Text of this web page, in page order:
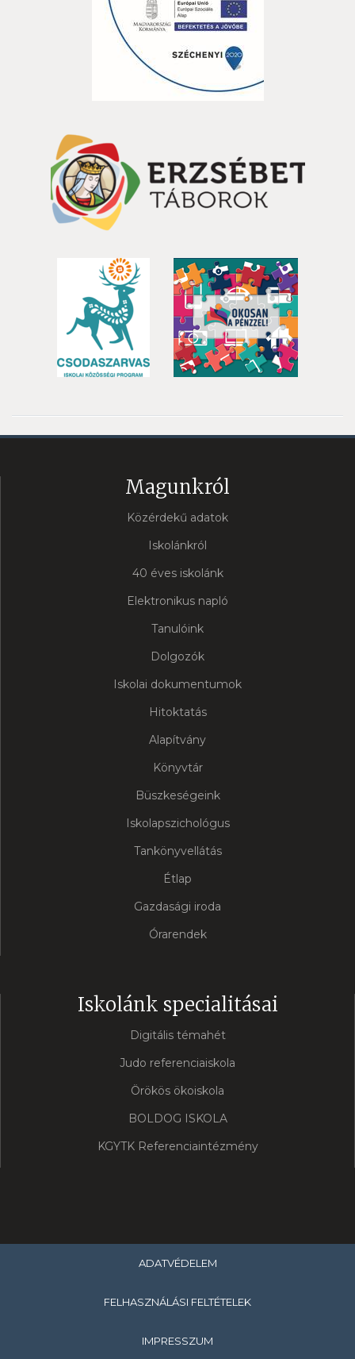
Magunkról
Közérdekű adatok
Iskolánkról
40 éves iskolánk
Elektronikus napló
Tanulóink
Dolgozók
Iskolai dokumentumok
Hitoktatás
Alapítvány
Könyvtár
Büszkeségeink
Iskolapszichológus
Tankönyvellátás
Étlap
Gazdasági iroda
Órarendek
Iskolánk specialitásai
Digitális témahét
Judo referenciaiskola
Örökös ökoiskola
BOLDOG ISKOLA
KGYTK Referenciaintézmény
ADATVÉDELEM
FELHASZNÁLÁSI FELTÉTELEK
IMPRESSZUM